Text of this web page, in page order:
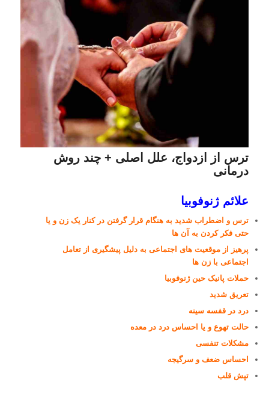
ترس از ازدواج، علل اصلی + چند روش
درمانی
علائم ژنوفوبیا
ترس و اضطراب شدید به هنگام قرار گرفتن در کنار یک زن و یا
حتی فکر کردن به آن ها
پرهیز از موقعیت های اجتماعی به دلیل پیشگیری از تعامل
اجتماعی با زن ها
حملات پانیک حین ژنوفوبیا
تعریق شدید
درد در قفسه سینه
حالت تهوع و یا احساس درد در معده
مشکلات تنفسی
احساس ضعف و سرگیجه
تپش قلب